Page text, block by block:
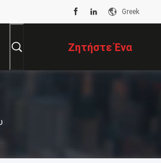
Greek
Ζητήστε Ένα
Απόσπασμα